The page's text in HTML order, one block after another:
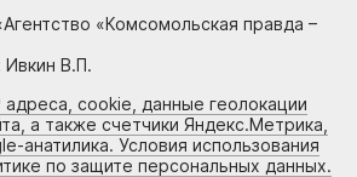
«Комсомольская правда –
Ивкин В.П.
адреса, cookie, данные геолокации
а также счетчики Яндекс.Метрика,
анатилика. Условия использования
по защите персональных данных.